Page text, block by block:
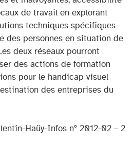
de travail en explorant
techniques spécifiques
des personnes en situation de
deux réseaux pourront
des actions de formation
pour le handicap visuel
des entreprises du
Haüy-Infos n° 2012-02 – 2